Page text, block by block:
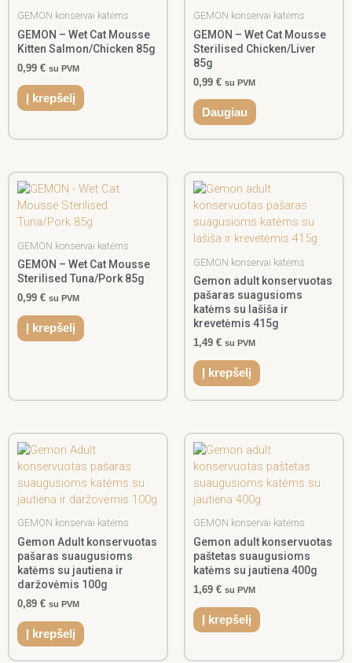
GEMON konservai katėms
GEMON – Wet Cat Mousse
Kitten Salmon/Chicken 85g
0,99 € su PVM
Į krepšelį
GEMON konservai katėms
GEMON – Wet Cat Mousse
Sterilised Chicken/Liver
85g
0,99 € su PVM
Daugiau
GEMON konservai katėms
GEMON – Wet Cat Mousse
Sterilised Tuna/Pork 85g
0,99 € su PVM
Į krepšelį
GEMON konservai katėms
Gemon adult konservuotas
pašaras suagusioms
katėms su lašiša ir
krevetėmis 415g
1,49 € su PVM
Į krepšelį
GEMON konservai katėms
Gemon Adult konservuotas
pašaras suaugusioms
katėms su jautiena ir
daržovėmis 100g
0,89 € su PVM
Į krepšelį
GEMON konservai katėms
Gemon adult konservuotas
paštetas suaugusioms
katėms su jautiena 400g
1,69 € su PVM
Į krepšelį